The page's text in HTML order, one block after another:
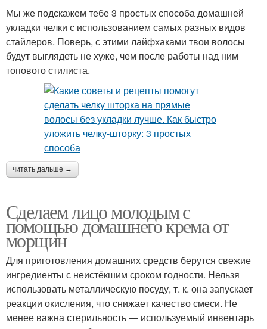
Мы же подскажем тебе 3 простых способа домашней
укладки челки с использованием самых разных видов
стайлеров. Поверь, с этими лайфхаками твои волосы
будут выглядеть не хуже, чем после работы над ним
топового стилиста.
читать дальше →
Сделаем лицо молодым с
помощью домашнего крема от
морщин
Для приготовления домашних средств берутся свежие
ингредиенты с неистёкшим сроком годности. Нельзя
использовать металлическую посуду, т. к. она запускает
реакции окисления, что снижает качество смеси. Не
менее важна стерильность — используемый инвентарь